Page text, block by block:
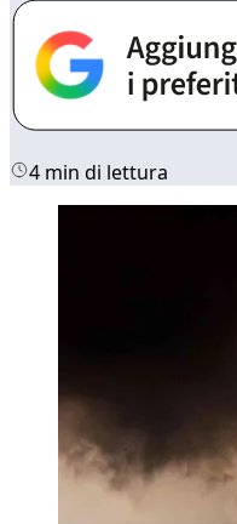
4 min di lettura